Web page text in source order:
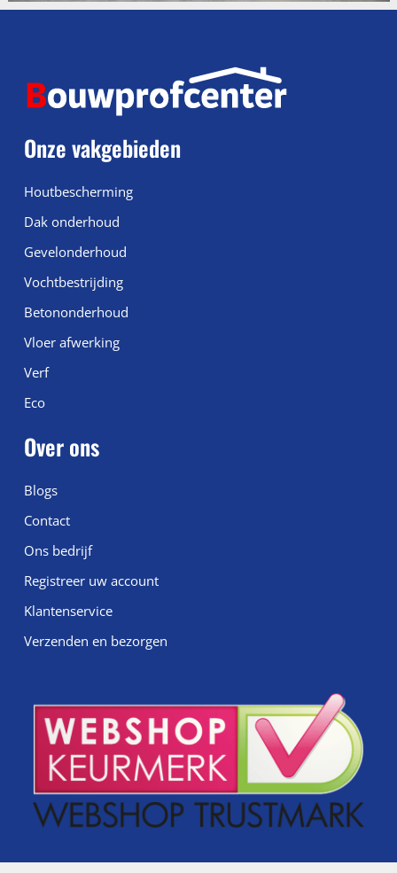
Onze vakgebieden
Houtbescherming
Dak onderhoud
Gevelonderhoud
Vochtbestrijding
Betononderhoud
Vloer afwerking
Verf
Eco
Over ons
Blogs
Contact
Ons bedrijf
Registreer uw account
Klantenservice
Verzenden en bezorgen